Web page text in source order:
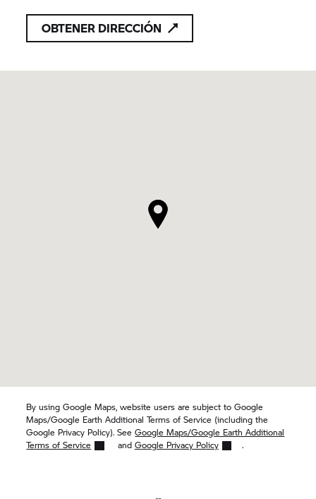
OBTENER DIRECCIÓN
By using Google Maps, website users are subject to Google
Maps/Google Earth Additional Terms of Service (including the
Google Privacy Policy). SeeGoogle Maps/Google Earth Additional
Terms of Service
and Google Privacy Policy .